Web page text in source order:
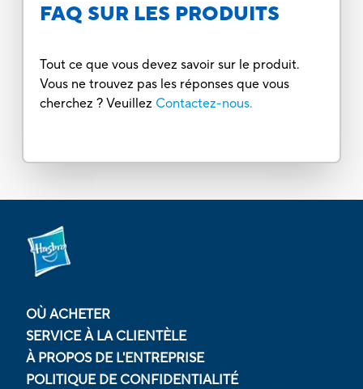
FAQ SUR LES PRODUITS
Tout ce que vous devez savoir sur le produit.
Vous ne trouvez pas les réponses que vous
cherchez ? Veuillez Contactez-nous.
OÙ ACHETER
SERVICE À LA CLIENTÈLE
À PROPOS DE L'ENTREPRISE
POLITIQUE DE CONFIDENTIALITÉ